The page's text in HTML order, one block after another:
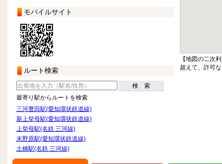
モバイルサイト
ルート検索
検 索
最寄り駅からルートを検索
三河豊田駅(愛知環状鉄道線)
新上挙母駅(愛知環状鉄道線)
上挙母駅(名鉄 三河線)
末野原駅(愛知環状鉄道線)
土橋駅(名鉄 三河線)
【地図の二次
超えて、許可